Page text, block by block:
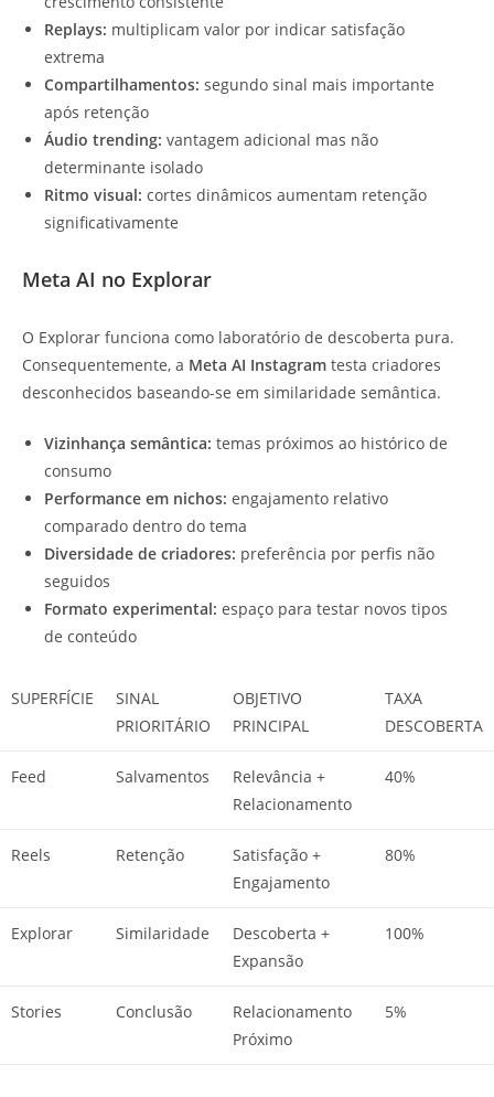
Replays: multiplicam valor por indicar satisfação
extrema
Compartilhamentos: segundo sinal mais importante
após retenção
Áudio trending: vantagem adicional mas não
determinante isolado
Ritmo visual: cortes dinâmicos aumentam retenção
significativamente
Meta AI no Explorar
O Explorar funciona como laboratório de descoberta pura.
Consequentemente, a Meta AI Instagram testa criadores
desconhecidos baseando-se em similaridade semântica.
Vizinhança semântica: temas próximos ao histórico de
consumo
Performance em nichos: engajamento relativo
comparado dentro do tema
Diversidade de criadores: preferência por perfis não
seguidos
Formato experimental: espaço para testar novos tipos
de conteúdo
SUPERFÍCIE
SINAL
PRIORITÁRIO
OBJETIVO
PRINCIPAL
TAXA
DESCOBERTA
Feed Salvamentos
Relevância +
Relacionamento
40%
Reels Retenção
Satisfação +
Engajamento
80%
Explorar Similaridade
Descoberta +
Expansão
100%
Stories Conclusão
Relacionamento
Próximo
5%